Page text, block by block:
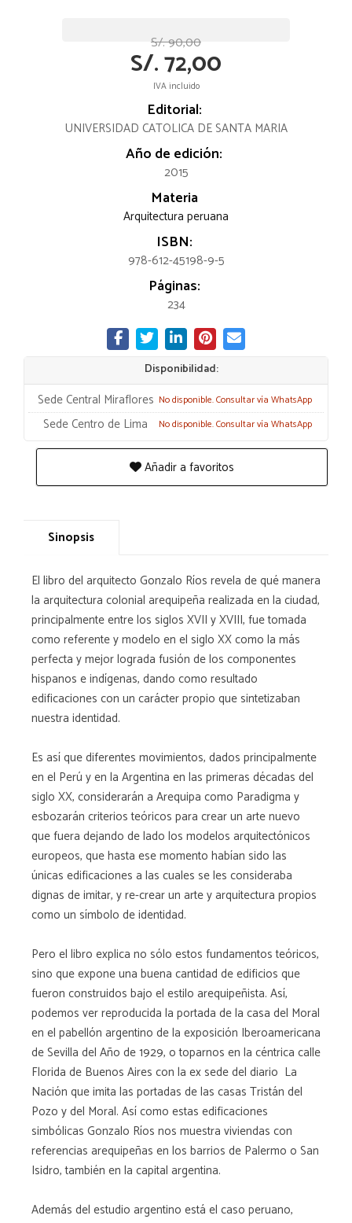
S/. 90,00
S/. 72,00
IVA incluido
Editorial:
UNIVERSIDAD CATOLICA DE SANTA MARIA
Año de edición:
2015
Materia
Arquitectura peruana
ISBN:
978-612-45198-9-5
Páginas:
234
Disponibilidad:
Sede Central Miraflores No disponible. Consultar vía WhatsApp
Sede Centro de Lima No disponible. Consultar vía WhatsApp
Añadir a favoritos
Sinopsis
El libro del arquitecto Gonzalo Ríos revela de qué manera
la arquitectura colonial arequipeña realizada en la ciudad,
principalmente entre los siglos XVII y XVIII, fue tomada
como referente y modelo en el siglo XX como la más
perfecta y mejor lograda fusión de los componentes
hispanos e indígenas, dando como resultado
edificaciones con un carácter propio que sintetizaban
nuestra identidad.
Es así que diferentes movimientos, dados principalmente
en el Perú y en la Argentina en las primeras décadas del
siglo XX, considerarán a Arequipa como Paradigma y
esbozarán criterios teóricos para crear un arte nuevo
que fuera dejando de lado los modelos arquitectónicos
europeos, que hasta ese momento habían sido las
únicas edificaciones a las cuales se les consideraba
dignas de imitar, y re-crear un arte y arquitectura propios
como un símbolo de identidad.
Pero el libro explica no sólo estos fundamentos teóricos,
sino que expone una buena cantidad de edificios que
fueron construidos bajo el estilo arequipeñista. Así,
podemos ver reproducida la portada de la casa del Moral
en el pabellón argentino de la exposición Iberoamericana
de Sevilla del Año de 1929, o toparnos en la céntrica calle
Florida de Buenos Aires con la ex sede del diario  La
Nación que imita las portadas de las casas Tristán del
Pozo y del Moral. Así como estas edificaciones
simbólicas Gonzalo Ríos nos muestra viviendas con
referencias arequipeñas en los barrios de Palermo o San
Isidro, también en la capital argentina.
Además del estudio argentino está el caso peruano,